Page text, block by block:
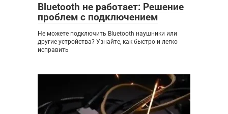
Bluetooth не работает: Решение
проблем с подключением
Не можете подключить Bluetooth наушники или
другие устройства? Узнайте, как быстро и легко
исправить